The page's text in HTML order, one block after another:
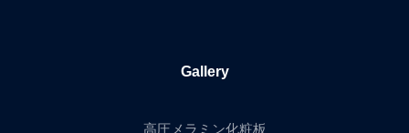
Gallery
高圧メラミン化粧板